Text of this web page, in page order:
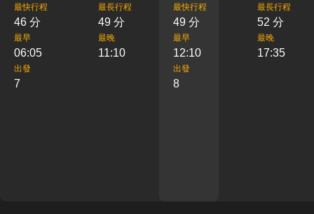
最快行程
46 分
最長行程
49 分
最早
06:05
最晚
11:10
出發
7
最快行程
49 分
最長行程
52 分
最早
12:10
最晚
17:35
出發
8